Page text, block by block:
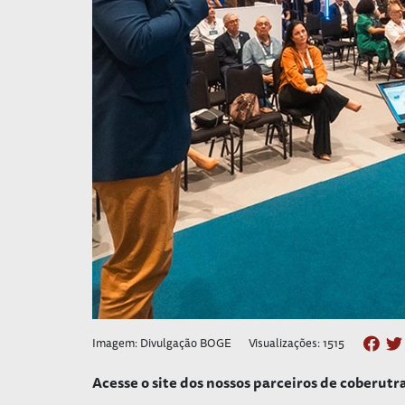
Imagem: Divulgação BOGE Visualizações: 1515
Acesse o site dos nossos parceiros de